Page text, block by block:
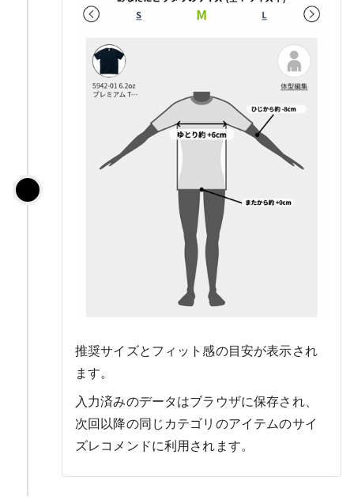
推奨サイズとフィット感の目安が表示され
ます。
入力済みのデータはブラウザに保存され、
次回以降の同じカテゴリのアイテムのサイ
ズレコメンドに利用されます。